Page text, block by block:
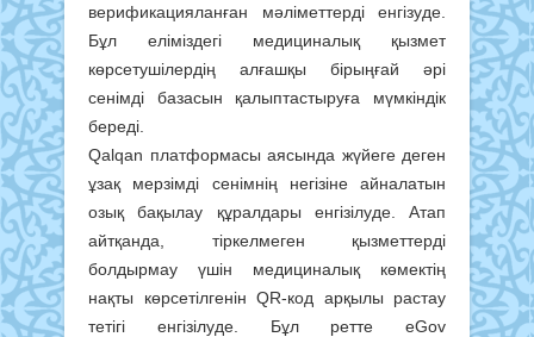
верификацияланған мәліметтерді енгізуде.
Бұл еліміздегі медициналық қызмет
көрсетушілердің алғашқы бірыңғай әрі
сенімді базасын қалыптастыруға мүмкіндік
береді.
Qalqan платформасы аясында жүйеге деген
ұзақ мерзімді сенімнің негізіне айналатын
озық бақылау құралдары енгізілуде. Атап
айтқанда, тіркелмеген қызметтерді
болдырмау үшін медициналық көмектің
нақты көрсетілгенін QR-код арқылы растау
тетігі енгізілуде. Бұл ретте eGov